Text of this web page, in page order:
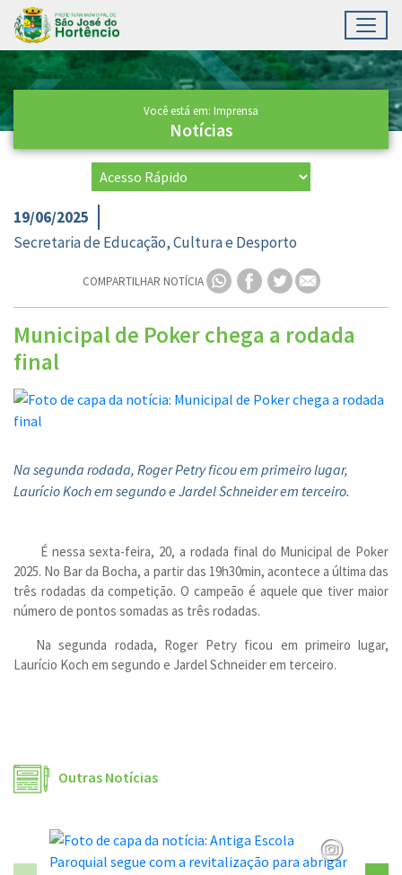
Ir para conteúdo principal
Conteúdo Principal
Você está em: Imprensa
Notícias
19/06/2025
Secretaria de Educação, Cultura e Desporto
COMPARTILHAR NOTÍCIA
Municipal de Poker chega a rodada
final
Na segunda rodada, Roger Petry ficou em primeiro lugar,
Laurício Koch em segundo e Jardel Schneider em terceiro.
É nessa sexta-feira, 20, a rodada final do Municipal de Poker
2025. No Bar da Bocha, a partir das 19h30min, acontece a última das
três rodadas da competição. O campeão é aquele que tiver maior
número de pontos somadas as três rodadas.
Na segunda rodada, Roger Petry ficou em primeiro lugar,
Laurício Koch em segundo e Jardel Schneider em terceiro.
Outras Notícias